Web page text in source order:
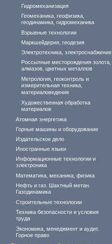
Гидромеханизация
Геомеханика, геофизика,
геодинамика, гидромеханика
Взрывные технологии
Маркшейдерия, геодезия
Электротехника, электроснабжение
Россыпные месторождения золота,
алмазов, цветных металлов
Метрология, геоконтроль и
измерительная техника,
материаловедение
Художественная обработка
материалов
Атомная энергетика
Горные машины и оборудование
Издательское дело
Иностранные языки
Информационные технологии и
электроника
Математика, механика, физика
Нефть и газ. Шахтный метан.
Газодинамика
Строительные технологии
Техника безопасности и условия
труда
Экономика, менеджмент и аудит.
Горное право